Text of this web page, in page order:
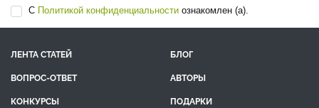
С Политикой конфиденциальности ознакомлен (а).
ЛЕНТА СТАТЕЙ
БЛОГ
ВОПРОС-ОТВЕТ
АВТОРЫ
КОНКУРСЫ
ПОДАРКИ